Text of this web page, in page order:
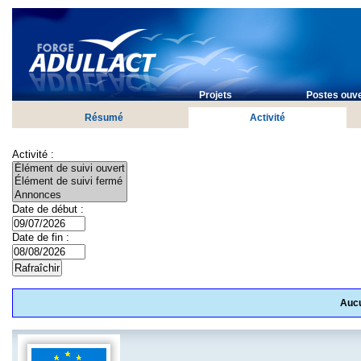
Projets Postes
Résumé Activité
Activité :
Date de début :
Date de fin :